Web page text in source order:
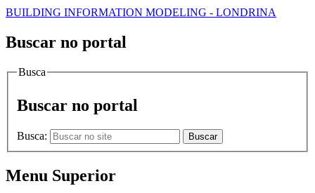
BUILDING INFORMATION MODELING - LONDRINA
Buscar no portal
Busca
Buscar no portal
Busca: Buscar
Menu Superior